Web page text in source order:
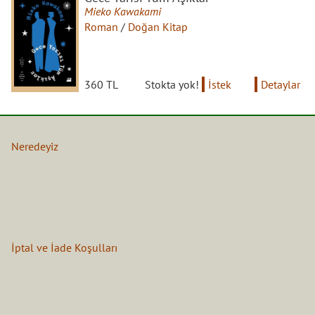
Mieko Kawakami
Roman / Doğan Kitap
360 TL Stokta yok! İstek Detaylar
Neredeyiz
İptal ve İade Koşulları